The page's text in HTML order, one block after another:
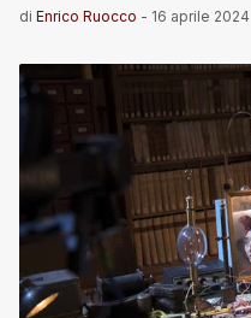
di Enrico Ruocco - 16 aprile 2024